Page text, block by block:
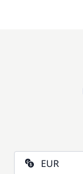
EUR